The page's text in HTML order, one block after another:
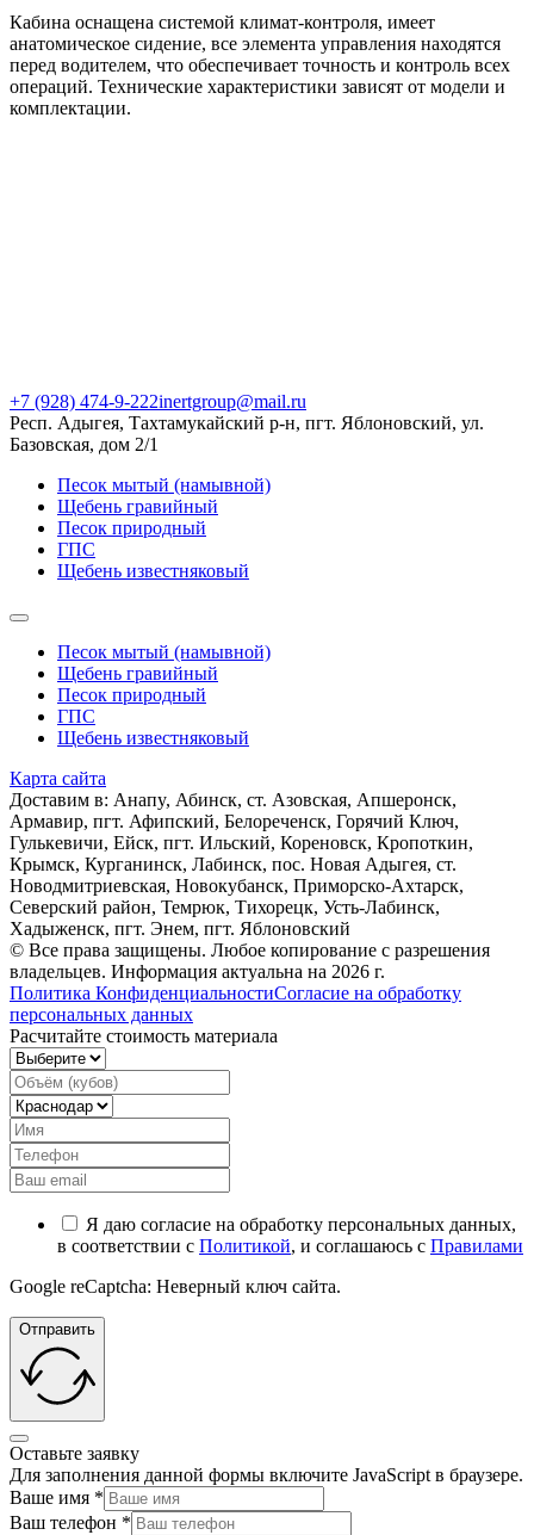
Кабина оснащена системой климат-контроля, имеет
анатомическое сидение, все элемента управления находятся
перед водителем, что обеспечивает точность и контроль всех
операций. Технические характеристики зависят от модели и
комплектации.
+7 (928) 474-9-222inertgroup@mail.ru
Респ. Адыгея, Тахтамукайский р-н, пгт. Яблоновский, ул.
Базовская, дом 2/1
Песок мытый (намывной)
Щебень гравийный
Песок природный
ГПС
Щебень известняковый
Песок мытый (намывной)
Щебень гравийный
Песок природный
ГПС
Щебень известняковый
Карта сайта
Доставим в: Анапy, Абинск, ст. Азовская, Апшеронск,
Армавир, пгт. Афипский, Белореченск, Горячий Ключ,
Гулькевичи, Ейск, пгт. Ильский, Кореновск, Кропоткин,
Крымск, Курганинск, Лабинск, пос. Новая Адыгея, ст.
Новодмитриевская, Новокубанск, Приморско-Ахтарск,
Северский район, Темрюк, Тихорецк, Усть-Лабинск,
Хадыженск, пгт. Энем, пгт. Яблоновский
© Все права защищены. Любое копирование с разрешения
владельцев. Информация актуальна на 2026 г.
Политика КонфиденциальностиСогласие на обработку
персональных данных
Расчитайте стоимость материала
Я даю согласие на обработку персональных данных,
в соответствии с Политикой, и соглашаюсь с Правилами
Google reCaptcha: Неверный ключ сайта.
Отправить
Оставьте заявку
Для заполнения данной формы включите JavaScript в браузере.
Ваше имя *
Ваш телефон *